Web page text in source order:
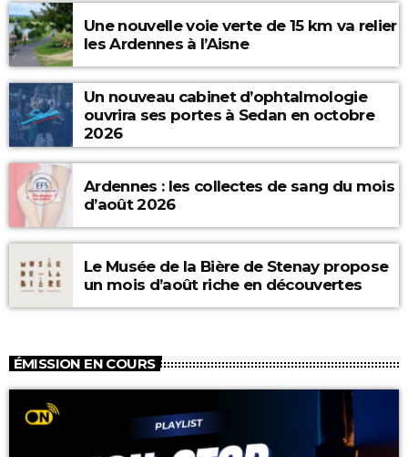
Une nouvelle voie verte de 15 km va relier
les Ardennes à l’Aisne
Un nouveau cabinet d’ophtalmologie
ouvrira ses portes à Sedan en octobre
2026
Ardennes : les collectes de sang du mois
d’août 2026
Le Musée de la Bière de Stenay propose
un mois d’août riche en découvertes
ÉMISSION EN COURS